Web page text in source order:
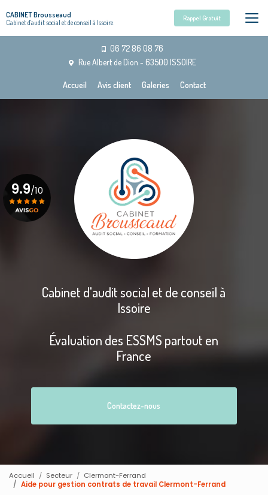
au
contenu
principal
06 72 86 08 76
Rue Albert de Dion - 63500 ISSOIRE
Accueil
Avis client Galeries Contact
CABINET Brousseaud
Cabinet d'audit social et de conseil à Issoire Rappel Gratuit
Cabinet d'audit social et de conseil à
Issoire
Évaluation des ESSMS partout en
France
Contactez-nous
9.9/10
Accueil Secteur
Clermont-Ferrand
Aide pour gestion contrats de travail Clermont-Ferrand